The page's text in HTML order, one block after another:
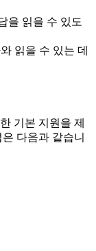
을 읽을 수 있도
읽을 수 있는 데
기본 지원을 제
다음과 같습니